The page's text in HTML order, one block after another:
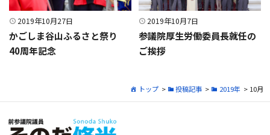
2019年10月27日
かごしま谷山ふるさと祭り
40周年記念
2019年10月7日
参議院厚生労働委員長就任の
ご挨拶
トップ > 投稿記事 > 2019年 > 10月